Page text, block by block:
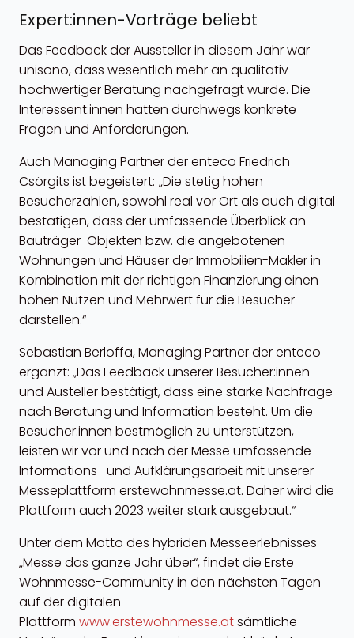
Expert:innen-Vorträge beliebt
Das Feedback der Aussteller in diesem Jahr war
unisono, dass wesentlich mehr an qualitativ
hochwertiger Beratung nachgefragt wurde. Die
Interessent:innen hatten durchwegs konkrete
Fragen und Anforderungen.
Auch Managing Partner der enteco Friedrich
Csörgits ist begeistert: „Die stetig hohen
Besucherzahlen, sowohl real vor Ort als auch digital
bestätigen, dass der umfassende Überblick an
Bauträger-Objekten bzw. die angebotenen
Wohnungen und Häuser der Immobilien-Makler in
Kombination mit der richtigen Finanzierung einen
hohen Nutzen und Mehrwert für die Besucher
darstellen.“
Sebastian Berloffa, Managing Partner der enteco
ergänzt: „Das Feedback unserer Besucher:innen
und Austeller bestätigt, dass eine starke Nachfrage
nach Beratung und Information besteht. Um die
Besucher:innen bestmöglich zu unterstützen,
leisten wir vor und nach der Messe umfassende
Informations- und Aufklärungsarbeit mit unserer
Messeplattform erstewohnmesse.at. Daher wird die
Plattform auch 2023 weiter stark ausgebaut.“
Unter dem Motto des hybriden Messeerlebnisses
„Messe das ganze Jahr über“, findet die Erste
Wohnmesse-Community in den nächsten Tagen
auf der digitalen
Plattform www.erstewohnmesse.atsämtliche